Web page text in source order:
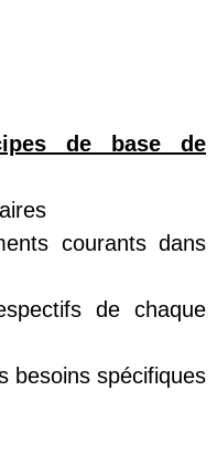
de base de
courants dans
de chaque
besoins spécifiques